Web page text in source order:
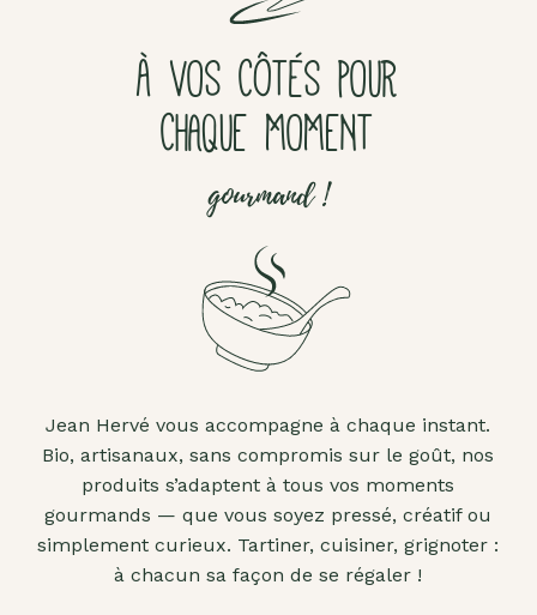
À VOS CÔTÉS POUR
CHAQUE MOMENT
gourmand !
Jean Hervé vous accompagne à chaque instant.
Bio, artisanaux, sans compromis sur le goût, nos
produits s’adaptent à tous vos moments
gourmands — que vous soyez pressé, créatif ou
simplement curieux. Tartiner, cuisiner, grignoter :
à chacun sa façon de se régaler !